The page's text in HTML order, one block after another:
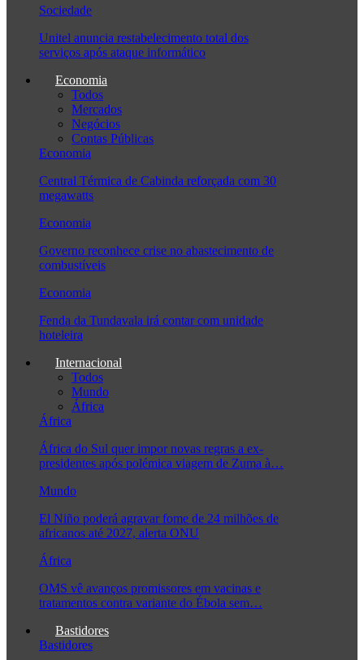
Sociedade
Unitel anuncia restabelecimento total dos
serviços após ataque informático
Economia
Todos
Mercados
Negócios
Contas Públicas
Economia
Central Térmica de Cabinda reforçada com 30
megawatts
Economia
Governo reconhece crise no abastecimento de
combustíveis
Economia
Fenda da Tundavala irá contar com unidade
hoteleira
Internacional
Todos
Mundo
África
África
África do Sul quer impor novas regras a ex-
presidentes após polémica viagem de Zuma à…
Mundo
El Niño poderá agravar fome de 24 milhões de
africanos até 2027, alerta ONU
África
OMS vê avanços promissores em vacinas e
tratamentos contra variante do Ébola sem…
Bastidores
Bastidores